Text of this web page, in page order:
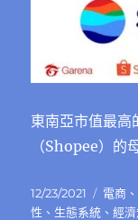
東南亞市值最高
（Shopee）的
發
佈
12/23/2021
分
類
電商 、
性 、 生態系統 、經